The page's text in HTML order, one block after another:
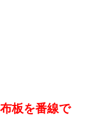
板を番線で